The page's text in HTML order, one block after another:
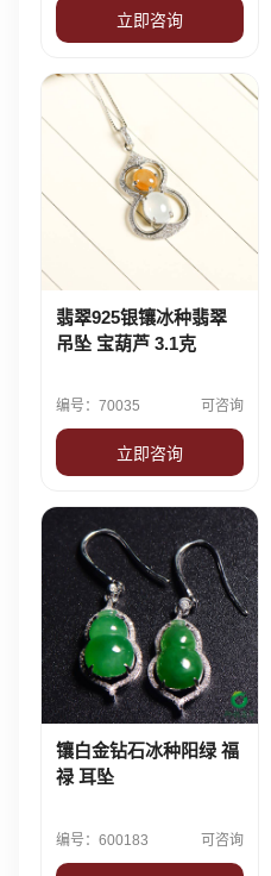
立即咨询
翡翠925银镶冰种翡翠
吊坠 宝葫芦 3.1克
编号：70035 可咨询
立即咨询
镶白金钻石冰种阳绿 福
禄 耳坠
编号：600183 可咨询